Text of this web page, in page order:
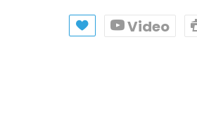
Video